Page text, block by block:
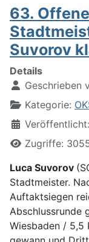
63.
Suvorov
Details
Geschrieben
Kategorie:
Zugriffe:
Luca Suvorov
Stadtmeister.
Auftaktsiegen
Abschlussrunde
Wiesbaden / 5,5